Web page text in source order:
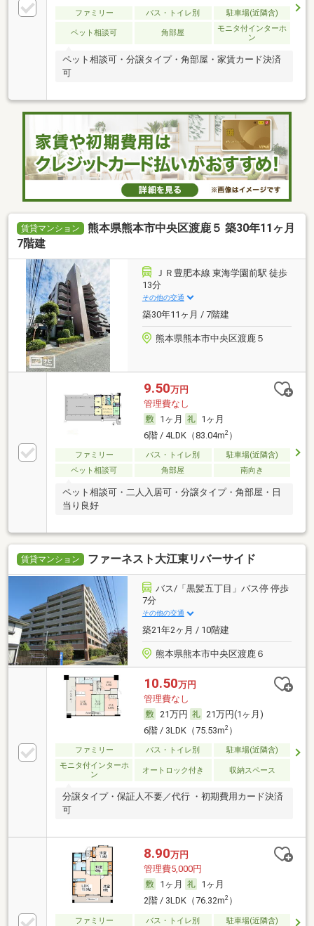
ファミリー バス・トイレ別 駐車場(近隣含)
ペット相談可 角部屋
モニタ付インターホ
ン
ペット相談可・分譲タイプ・角部屋・家賃カード決済
可
賃貸マンション
熊本県熊本市中央区渡鹿５ 築30年11ヶ月
7階建
ＪＲ豊肥本線 東海学園前駅 徒歩
13分
その他の交通
築30年11ヶ月 / 7階建
熊本県熊本市中央区渡鹿５
9.50万円
管理費なし
1ヶ月
1ヶ月
6階 / 4LDK（83.04m2）
ファミリー バス・トイレ別
駐車場(近隣含)
ペット相談可
角部屋 南向き
ペット相談可・二人入居可・分譲タイプ・角部屋・日
当り良好
賃貸マンション ファーネスト大江東リバーサイド
バス/「黒髪五丁目」バス停 停歩
7分
その他の交通
築21年2ヶ月 / 10階建
熊本県熊本市中央区渡鹿６
10.50万円
管理費なし
21万円
21万円(1ヶ月)
6階 / 3LDK（75.53m2）
ファミリー バス・トイレ別
駐車場(近隣含)
モニタ付インターホ
ン
オートロック付き 収納スペース
分譲タイプ・保証人不要／代行 ・初期費用カード決済
可
8.90万円
管理費5,000円
1ヶ月
1ヶ月
2階 / 3LDK（76.32m2）
ファミリー バス・トイレ別 駐車場(近隣含)